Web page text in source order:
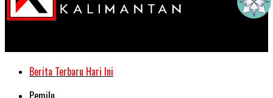
Berita Terbaru Hari Ini